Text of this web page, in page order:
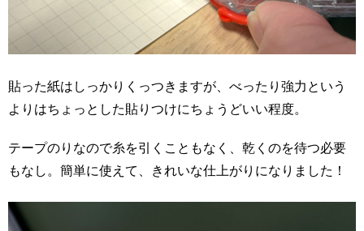
貼った紙はしっかりくっつきますが、べったり強力という
よりはちょっとした貼りつけにちょうどいい程度。
テープのりなので糸を引くこともなく、乾くのを待つ必要
もなし。簡単に使えて、きれいな仕上がりになりました！